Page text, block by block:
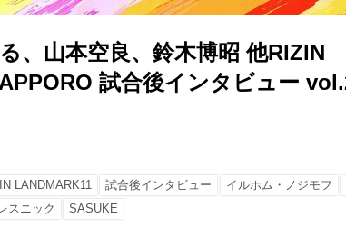
、山本空良、鈴木博昭 他RIZIN
試合後インタビュー
LANDMARK11 試合後インタビュー イルホム・ノジモフ
スニック SASUKE